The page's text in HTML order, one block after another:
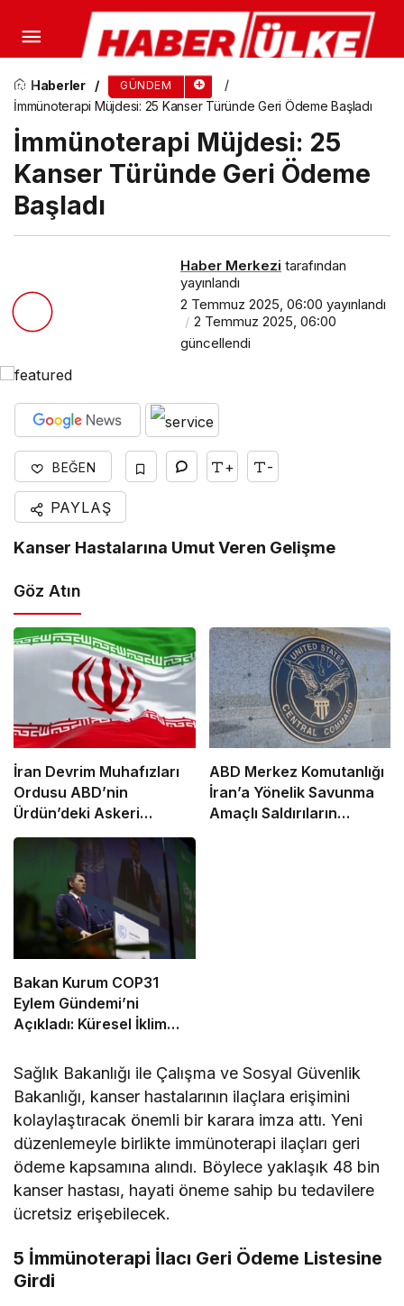
Haberler GÜNDEM
İmmünoterapi Müjdesi: 25 Kanser Türünde Geri Ödeme Başladı
İmmünoterapi Müjdesi: 25
Kanser Türünde Geri Ödeme
Başladı
Haber Merkezi tarafından
yayınlandı
2 Temmuz 2025, 06:00 yayınlandı
2 Temmuz 2025, 06:00
güncellendi
BEĞEN + -
PAYLAŞ
Kanser Hastalarına Umut Veren Gelişme
Göz Atın
İran Devrim Muhafızları
Ordusu ABD’nin
Ürdün’deki Askeri
Üssünü Vurdu
ABD Merkez Komutanlığı
İran’a Yönelik Savunma
Amaçlı Saldırıların
Bakan Kurum COP31
Eylem Gündemi’ni
Açıkladı: Küresel İklim
Alan Ve 6 Hedef
Belirlendi
Sağlık Bakanlığı ile Çalışma ve Sosyal Güvenlik
Bakanlığı, kanser hastalarının ilaçlara erişimini
kolaylaştıracak önemli bir karara imza attı. Yeni
düzenlemeyle birlikte immünoterapi ilaçları geri
ödeme kapsamına alındı. Böylece yaklaşık 48 bin
kanser hastası, hayati öneme sahip bu tedavilere
ücretsiz erişebilecek.
5 İmmünoterapi İlacı Geri Ödeme Listesine
Girdi
Elazığ’da Tarım Arazisi Yandı: Onlarca Dönüm